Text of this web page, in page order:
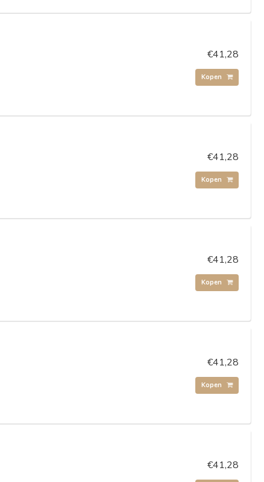
€41,28
Kopen
€41,28
Kopen
€41,28
Kopen
€41,28
Kopen
€41,28